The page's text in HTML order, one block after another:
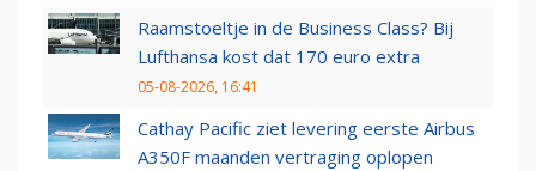
Raamstoeltje in de Business Class? Bij
Lufthansa kost dat 170 euro extra
05-08-2026, 16:41
Cathay Pacific ziet levering eerste Airbus
A350F maanden vertraging oplopen